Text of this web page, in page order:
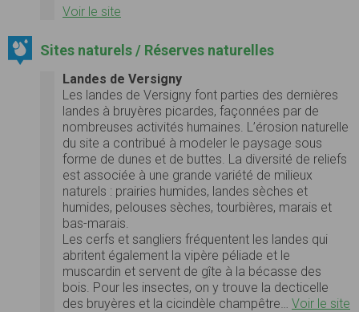
Voir le site
Sites naturels / Réserves naturelles
Landes de Versigny
Les landes de Versigny font parties des dernières
landes à bruyères picardes, façonnées par de
nombreuses activités humaines. L’érosion naturelle
du site a contribué à modeler le paysage sous
forme de dunes et de buttes. La diversité de reliefs
est associée à une grande variété de milieux
naturels : prairies humides, landes sèches et
humides, pelouses sèches, tourbières, marais et
bas-marais.
Les cerfs et sangliers fréquentent les landes qui
abritent également la vipère péliade et le
muscardin et servent de gîte à la bécasse des
bois. Pour les insectes, on y trouve la decticelle
des bruyères et la cicindèle champêtre… Voir le site